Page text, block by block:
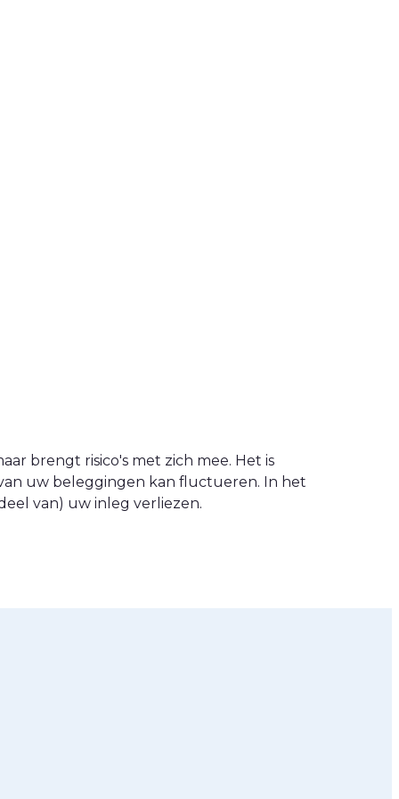
brengt risico's met zich mee. Het is
uw beleggingen kan fluctueren. In het
van) uw inleg verliezen.